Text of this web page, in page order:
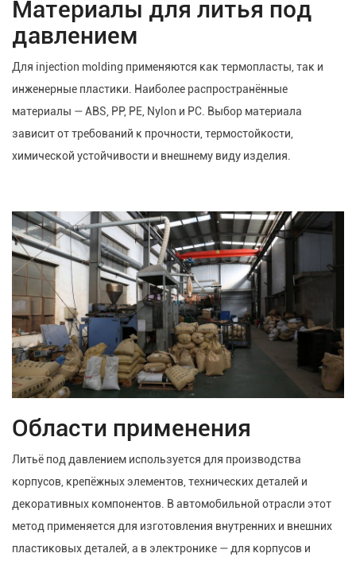
Материалы для литья под
давлением
Для injection molding применяются как термопласты, так и
инженерные пластики. Наиболее распространённые
материалы — ABS, PP, PE, Nylon и PC. Выбор материала
зависит от требований к прочности, термостойкости,
химической устойчивости и внешнему виду изделия.
Области применения
Литьё под давлением используется для производства
корпусов, крепёжных элементов, технических деталей и
декоративных компонентов. В автомобильной отрасли этот
метод применяется для изготовления внутренних и внешних
пластиковых деталей, а в электронике — для корпусов и